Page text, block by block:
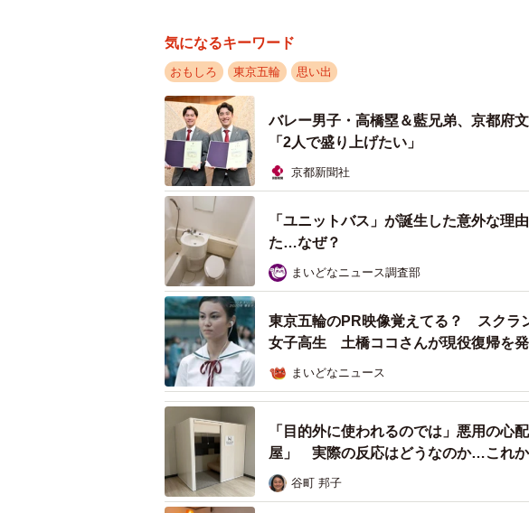
――おー、それは凄い！案外、厚かましいとこあるんで
りました？
「会場の外の植木には、選手への励ましのメッセージ
本語で書かれていたので、海外の選手にダイレクトに
ティア通訳の方もたくさんいらっしゃいましたし、き
選手の通路には各国の言語で励ましの言葉が書いてい
ち帰れるよう置いていたり、小さな心遣いが随所に見受
気になるキーワード
おもしろ 東京五輪 思い出
バレー男子・高橋塁＆藍兄弟、京都府
「2人で盛り上げたい」
京都新聞社
「ユニットバス」が誕生した意外な
た…なぜ？
まいどなニュース調査部
東京五輪のPR映像覚えてる？ スクラ
女子高生 土橋ココさんが現役復帰を
まいどなニュース
「目的外に使われるのでは」悪用の心
屋」 実際の反応はどうなのか…これか
谷町 邦子